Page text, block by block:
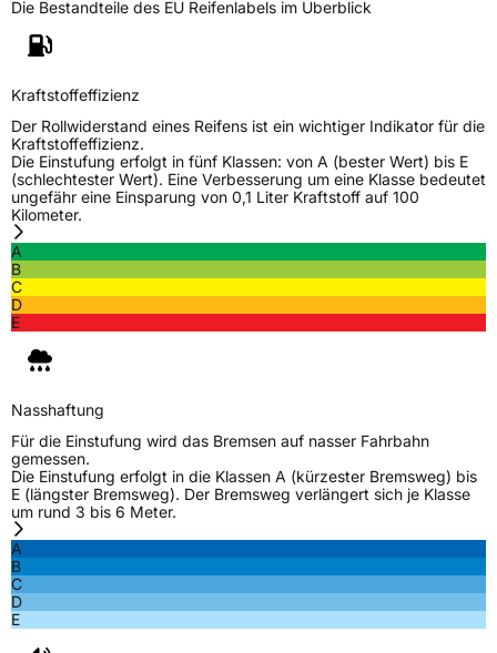
Schlauchtyp
ZustandNeureifen
M+SJa
EU Label
Effizienz
3PMSF / Schneeflockensymbol / Alpine-Symbol Ja
EPREL ID
Allgemeine Produktsicherheit (GPSR)
Die Bestandteile des EU Reifenlabels im Überblick
Kraftstoffeffizienz
Der Rollwiderstand eines Reifens ist ein wichtiger Indikator für die
Kraftstoffeffizienz.
Die Einstufung erfolgt in fünf Klassen: von A (bester Wert) bis E
(schlechtester Wert). Eine Verbesserung um eine Klasse bedeutet
ungefähr eine Einsparung von 0,1 Liter Kraftstoff auf 100
Kilometer.
A
B
C
D
E
Nasshaftung
Für die Einstufung wird das Bremsen auf nasser Fahrbahn
gemessen.
Die Einstufung erfolgt in die Klassen A (kürzester Bremsweg) bis
E (längster Bremsweg). Der Bremsweg verlängert sich je Klasse
um rund 3 bis 6 Meter.
A
B
C
D
E